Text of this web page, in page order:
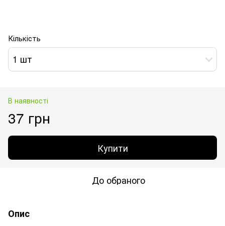
Кількість
1 шт
В наявності
37 грн
Купити
До обраного
Опис